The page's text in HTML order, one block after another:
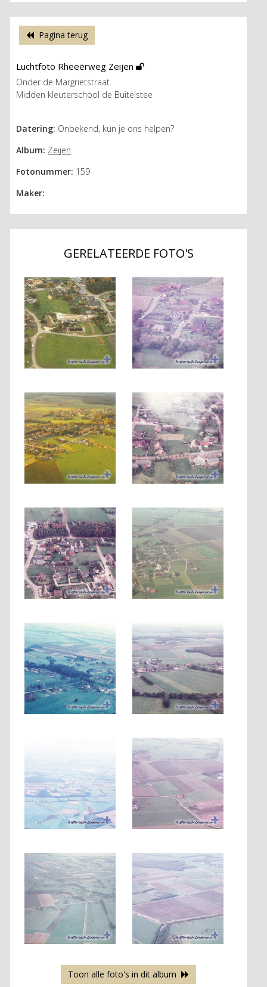
Pagina terug
Luchtfoto Rheeërweg Zeijen
Onder de Margrietstraat.
Midden kleuterschool de Buitelstee
Datering: Onbekend, kun je ons helpen?
Album: Zeijen
Fotonummer: 159
Maker:
GERELATEERDE FOTO'S
Toon alle foto's in dit album